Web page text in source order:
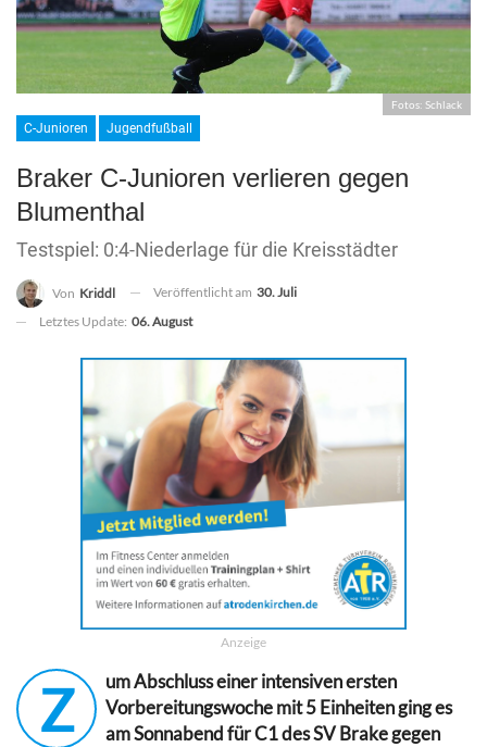
Fotos: Schlack
C-Junioren Jugendfußball
Braker C-Junioren verlieren gegen
Blumenthal
Testspiel: 0:4-Niederlage für die Kreisstädter
Von Kriddl Veröffentlicht am 30. Juli
Letztes Update: 06. August
Anzeige
Z
um Abschluss einer intensiven ersten
Vorbereitungswoche mit 5 Einheiten ging es
am Sonnabend für C1 des SV Brake gegen